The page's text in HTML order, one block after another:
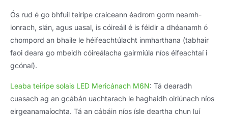
Ós rud é go bhfuil teiripe craiceann éadrom gorm neamh-
ionrach, slán, agus uasal, is cóireáil é is féidir a dhéanamh ó
chompord an bhaile le héifeachtúlacht inmharthana (tabhair
faoi deara go mbeidh cóireálacha gairmiúla níos éifeachtaí i
gcónaí).
Leaba teiripe solais LED Mericánach M6N: Tá dearadh
cuasach ag an gcábán uachtarach le haghaidh oiriúnach níos
eirgeanamaíochta. Tá an cábáin níos ísle deartha chun luí